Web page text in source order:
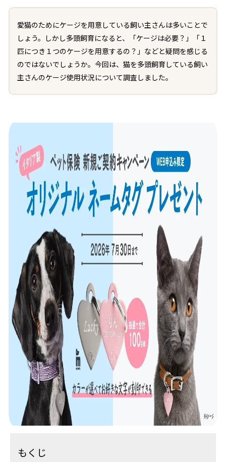
愛猫のためにケージを用意している飼い主さんは多いことで
しょう。しかし多頭飼育になると、「ケージは必要？」「１
匹につき１つのケージを用意するの？」などと疑問を感じる
のではないでしょうか。今回は、猫を多頭飼育している飼い
主さんのケージ使用状況について調査しました。
もくじ